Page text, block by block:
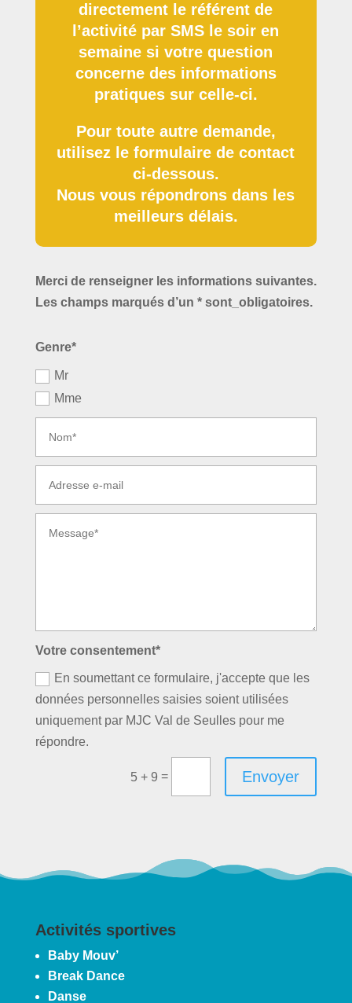
directement le référent de
l’activité par SMS le soir en
semaine si votre question
concerne des informations
pratiques sur celle-ci.
Pour toute autre demande,
utilisez le formulaire de contact
ci-dessous.
Nous vous répondrons dans les
meilleurs délais.
Merci de renseigner les informations suivantes.
Les champs marqués d’un * sont_obligatoires.
Genre*
Mr
Mme
Votre consentement*
En soumettant ce formulaire, j'accepte que les
données personnelles saisies soient utilisées
uniquement par MJC Val de Seulles pour me
répondre.
5 + 9 = Envoyer
Activités sportives
Baby Mouv’
Break Dance
Danse